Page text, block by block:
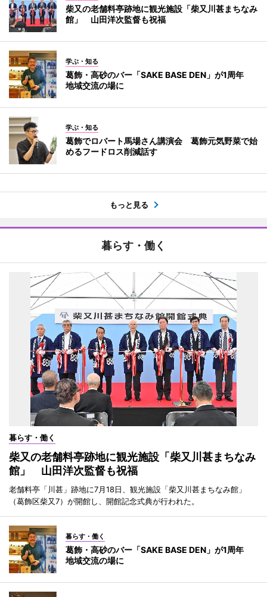
柴又の老舗料亭跡地に観光施設「柴又川甚まちなみ
館」 山田洋次監督も祝福
学ぶ・知る
葛飾・高砂のバー「SAKE BASE DEN」が1周年
地域交流の場に
学ぶ・知る
葛飾でロバート馬場さん講演会 葛飾元気野菜で始
めるフードロス削減話す
もっと見る
暮らす・働く
暮らす・働く
柴又の老舗料亭跡地に観光施設「柴又川甚まちなみ
館」 山田洋次監督も祝福
老舗料亭「川甚」跡地に7月18日、観光施設「柴又川甚まちなみ館」
（葛飾区柴又7）が開館し、開館記念式典が行われた。
暮らす・働く
葛飾・高砂のバー「SAKE BASE DEN」が1周年
地域交流の場に